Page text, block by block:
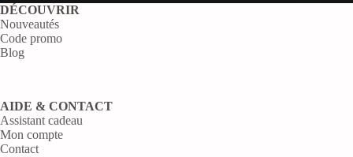
DÉCOUVRIR
Nouveautés
Code promo
Blog
AIDE & CONTACT
Assistant cadeau
Mon compte
Contact